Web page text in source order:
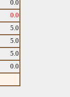
0.0
0.0
5.0
5.0
5.0
0.0